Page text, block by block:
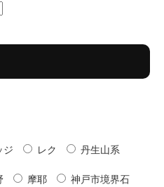
ジ レク 丹生山系
摩耶 神戸市境界石